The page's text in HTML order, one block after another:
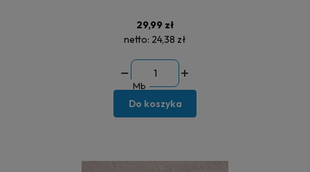
29,99 zł
netto: 24,38 zł
Mb
Do koszyka